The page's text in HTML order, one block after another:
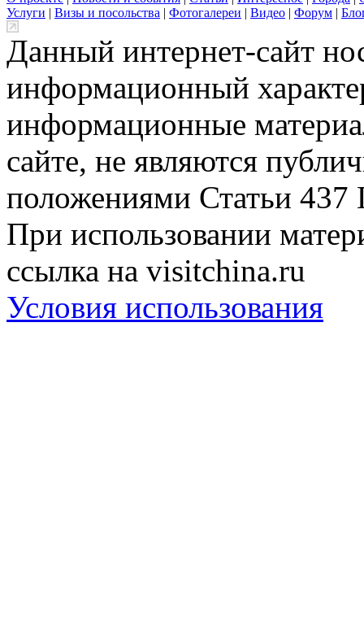
Услуги | Визы и посольства | Фотогалереи | Видео | Форум |
Данный интернет-сайт
информационный
информационные
сайте, не являются
положениями Статьи 437
При использовании
ссылка на visitchina.ru
Условия использования